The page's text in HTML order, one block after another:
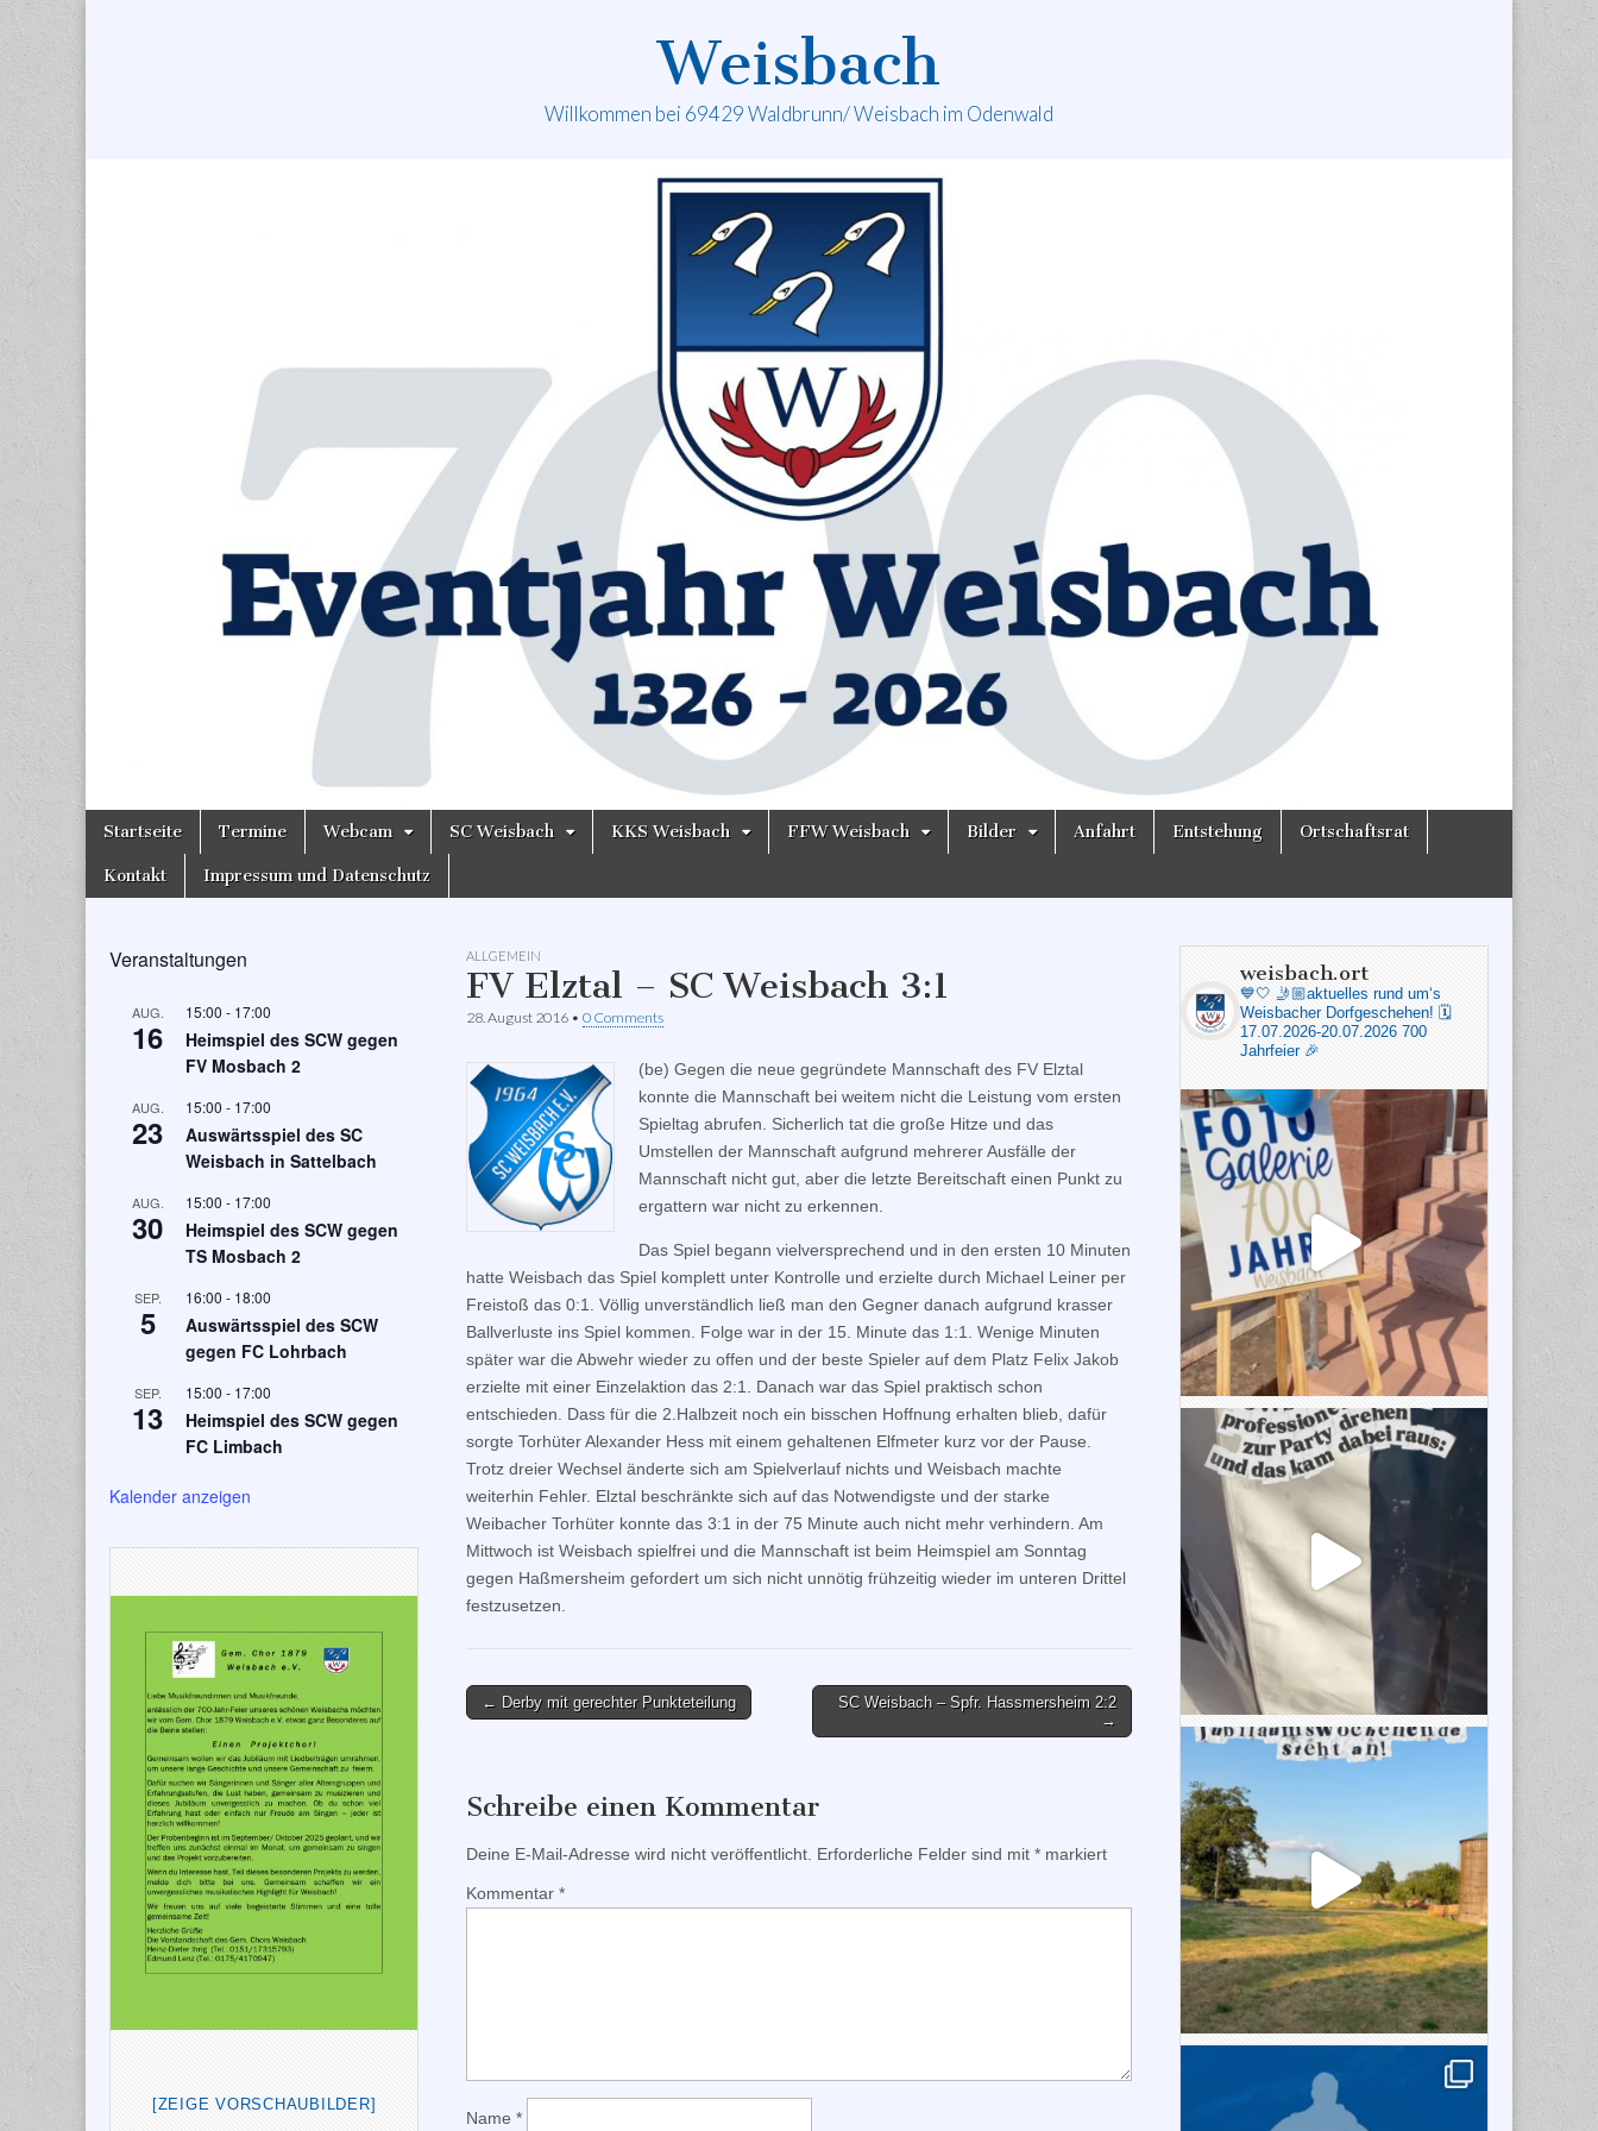
Weisbach
Willkommen bei 69429 Waldbrunn/ Weisbach im Odenwald
Main
Skip
content
Startseite Termine Webcam SC Weisbach KKS Weisbach FFW Weisbach Bilder Anfahrt Entstehung Ortschaftsrat
Kontakt Impressum und Datenschutz
ALLGEMEIN
FV Elztal – SC Weisbach 3:1
28. August 2016 • 0 Comments
(be) Gegen die neue gegründete Mannschaft des FV Elztal
konnte die Mannschaft bei weitem nicht die Leistung vom ersten
Spieltag abrufen. Sicherlich tat die große Hitze und das
Umstellen der Mannschaft aufgrund mehrerer Ausfälle der
Mannschaft nicht gut, aber die letzte Bereitschaft einen Punkt zu
ergattern war nicht zu erkennen.
Das Spiel begann vielversprechend und in den ersten 10 Minuten
hatte Weisbach das Spiel komplett unter Kontrolle und erzielte durch Michael Leiner per
Freistoß das 0:1. Völlig unverständlich ließ man den Gegner danach aufgrund krasser
Ballverluste ins Spiel kommen. Folge war in der 15. Minute das 1:1. Wenige Minuten
später war die Abwehr wieder zu offen und der beste Spieler auf dem Platz Felix Jakob
erzielte mit einer Einzelaktion das 2:1. Danach war das Spiel praktisch schon
entschieden. Dass für die 2.Halbzeit noch ein bisschen Hoffnung erhalten blieb, dafür
sorgte Torhüter Alexander Hess mit einem gehaltenen Elfmeter kurz vor der Pause.
Trotz dreier Wechsel änderte sich am Spielverlauf nichts und Weisbach machte
weiterhin Fehler. Elztal beschränkte sich auf das Notwendigste und der starke
Weibacher Torhüter konnte das 3:1 in der 75 Minute auch nicht mehr verhindern. Am
Mittwoch ist Weisbach spielfrei und die Mannschaft ist beim Heimspiel am Sonntag
gegen Haßmersheim gefordert um sich nicht unnötig frühzeitig wieder im unteren Drittel
festzusetzen.
Post
← Derby mit gerechter Punkteteilung
SC Weisbach – Spfr. Hassmersheim 2:2
→
Schreibe einen Kommentar
Deine E-Mail-Adresse wird nicht veröffentlicht. Erforderliche Felder sind mit * markiert
Kommentar *
Name *
Veranstaltungen
AUG.
16
15:00 - 17:00
Heimspiel des SCW gegen
FV Mosbach 2
AUG.
23
15:00 - 17:00
Auswärtsspiel des SC
Weisbach in Sattelbach
AUG.
30
15:00 - 17:00
Heimspiel des SCW gegen
TS Mosbach 2
SEP.
5
16:00 - 18:00
Auswärtsspiel des SCW
gegen FC Lohrbach
SEP.
13
15:00 - 17:00
Heimspiel des SCW gegen
FC Limbach
Kalender anzeigen
[ZEIGE VORSCHAUBILDER]
weisbach.ort
💙🤍 🤳🏼aktuelles rund um‘s
Weisbacher Dorfgeschehen! 🗓️
17.07.2026-20.07.2026 700
Jahrfeier 🎉